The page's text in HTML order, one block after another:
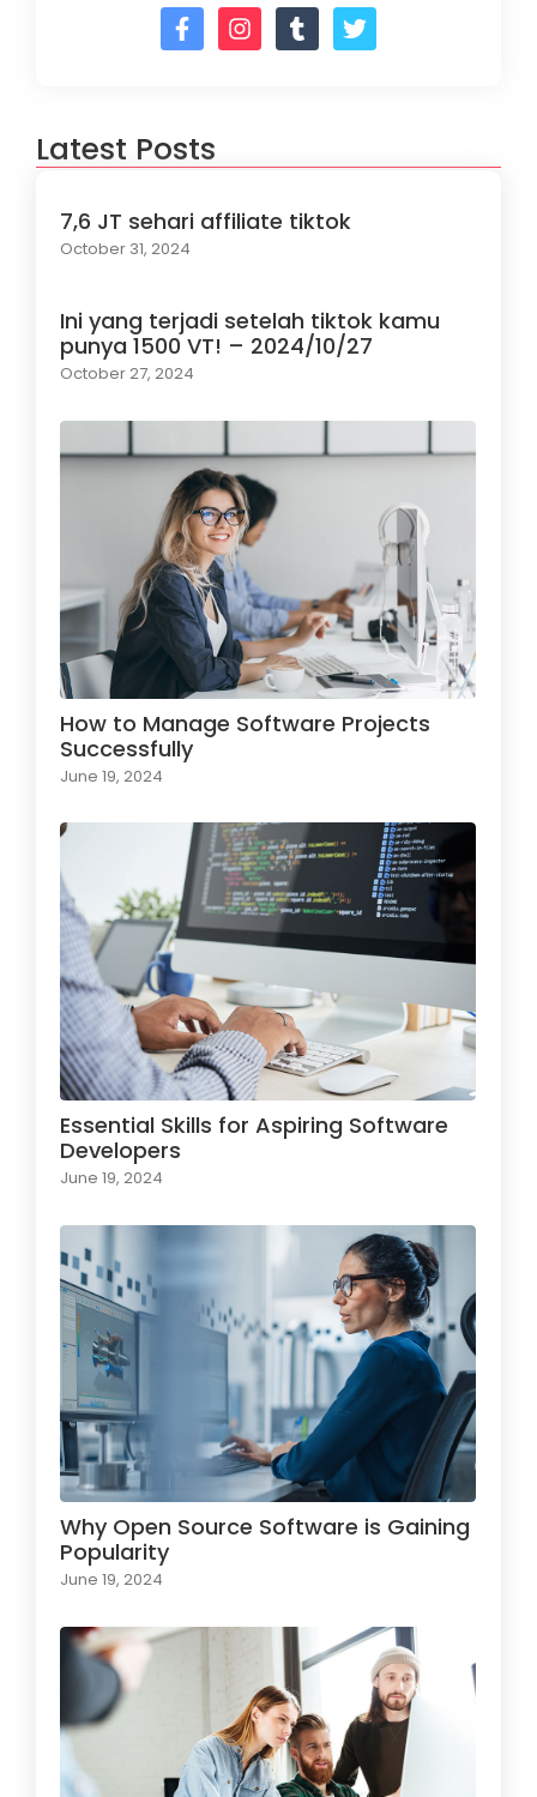
Latest Posts
7,6 JT sehari affiliate tiktok
October 31, 2024
Ini yang terjadi setelah tiktok kamu
punya 1500 VT! – 2024/10/27
October 27, 2024
How to Manage Software Projects
Successfully
June 19, 2024
Essential Skills for Aspiring Software
Developers
June 19, 2024
Why Open Source Software is Gaining
Popularity
June 19, 2024